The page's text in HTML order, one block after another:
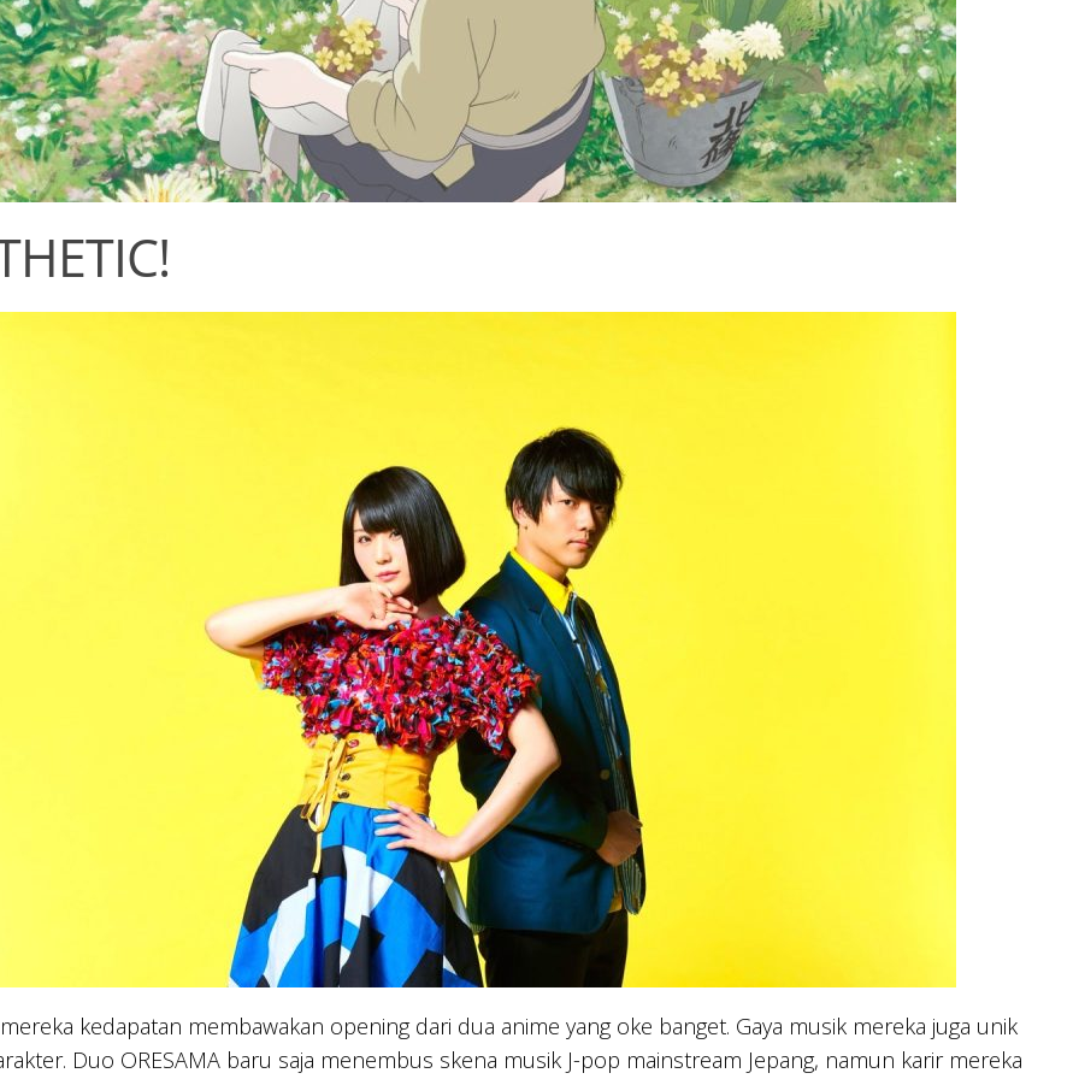
kedapatan membawakan opening dari dua anime yang oke banget. Gaya musik mereka juga unik
Duo ORESAMA baru saja menembus skena musik J-pop mainstream Jepang, namun karir mereka